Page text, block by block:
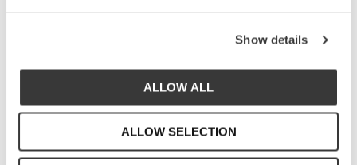
Show details
ALLOW ALL
ALLOW SELECTION
portugisiskt hantverk
Vi är Sthål - Susanna Theander och Helena
Åkesson-Liedberg. Två svenska kreativa själar med
bakgrund inom illustration, styling och design.